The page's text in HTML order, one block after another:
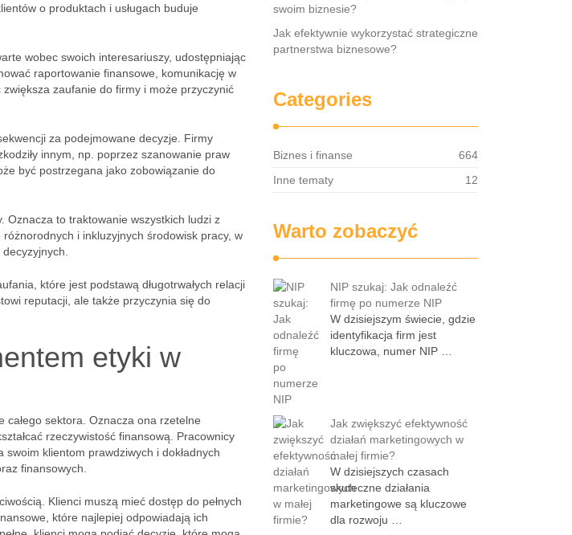
o produktach i usługach buduje
wobec swoich interesariuszy, udostępniając
raportowanie finansowe, komunikację w
zaufanie do firmy i może przyczynić
za podejmowane decyzje. Firmy
innym, np. poprzez szanowanie praw
być postrzegana jako zobowiązanie do
Oznacza to traktowanie wszystkich ludzi z
i inkluzyjnych środowisk pracy, w
które jest podstawą długotrwałych relacji
reputacji, ale także przyczynia się do
etyki w
całego sektora. Oznacza ona rzetelne
rzeczywistość finansową. Pracownicy
klientom prawdziwych i dokładnych
finansowych.
Klienci muszą mieć dostęp do pełnych
które najlepiej odpowiadają ich
swoim biznesie?
Jak efektywnie wykorzystać strategiczne
partnerstwa biznesowe?
Categories
Biznes i finanse
664
Inne tematy
12
Warto zobaczyć
NIP szukaj: Jak odnaleźć
firmę po numerze NIP
W dzisiejszym świecie, gdzie
identyfikacja firm jest
kluczowa, numer NIP …
Jak zwiększyć efektywność
działań marketingowych w
małej firmie?
W dzisiejszych czasach
skuteczne działania
marketingowe są kluczowe
dla rozwoju …